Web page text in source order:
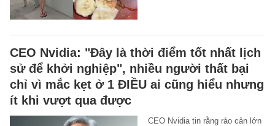
CEO Nvidia: "Đây là thời điểm tốt nhất lịch
sử để khởi nghiệp", nhiều người thất bại
chỉ vì mắc kẹt ở 1 ĐIỀU ai cũng hiểu nhưng
ít khi vượt qua được
CEO Nvidia tin rằng rào cản lớn